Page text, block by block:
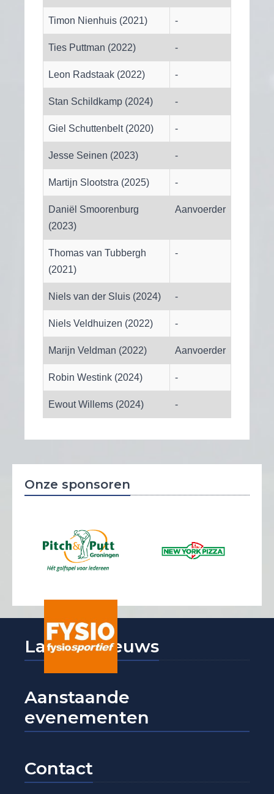
Timon Nienhuis (2021) -
Ties Puttman (2022) -
Leon Radstaak (2022) -
Stan Schildkamp (2024) -
Giel Schuttenbelt (2020) -
Jesse Seinen (2023) -
Martijn Slootstra (2025) -
Daniël Smoorenburg
(2023)
Aanvoerder
Thomas van Tubbergh
(2021)
-
Niels van der Sluis (2024) -
Niels Veldhuizen (2022) -
Marijn Veldman (2022) Aanvoerder
Robin Westink (2024) -
Ewout Willems (2024) -
Onze sponsoren
Laatste nieuws
Aanstaande
evenementen
Contact